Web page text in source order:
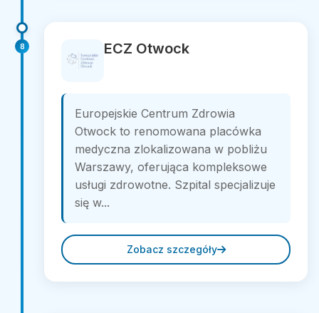
8 ECZ Otwock
Europejskie Centrum Zdrowia
Otwock to renomowana placówka
medyczna zlokalizowana w pobliżu
Warszawy, oferująca kompleksowe
usługi zdrowotne. Szpital specjalizuje
się w...
Zobacz szczegóły